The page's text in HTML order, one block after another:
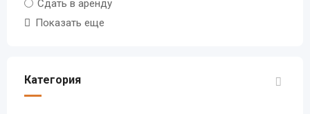
Сдать в аренду
Показать еще
Категория